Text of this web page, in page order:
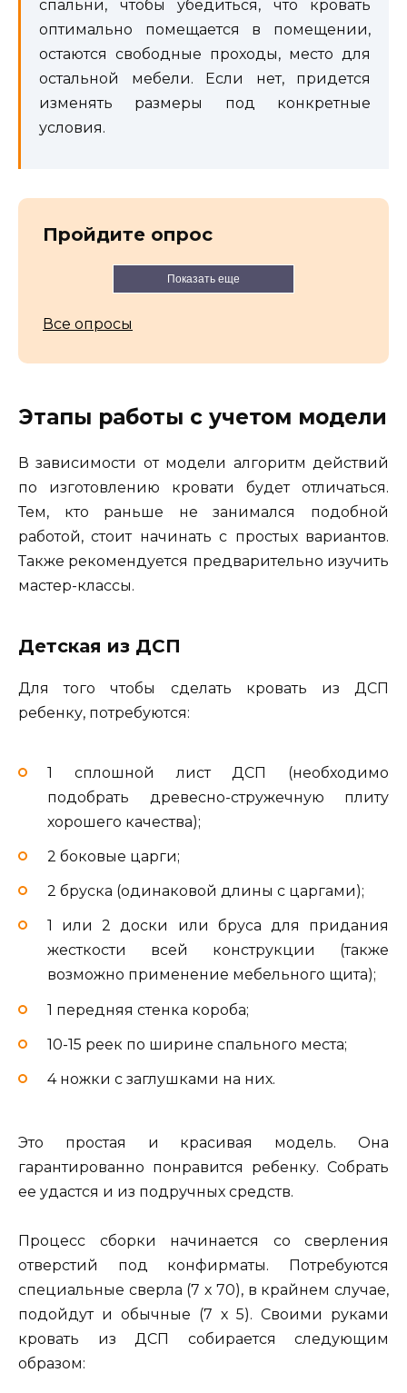
спальни, чтобы убедиться, что кровать
оптимально помещается в помещении,
остаются свободные проходы, место для
остальной мебели. Если нет, придется
изменять размеры под конкретные
условия.
Пройдите опрос
Показать еще
Все опросы
Этапы работы с учетом модели
В зависимости от модели алгоритм действий
по изготовлению кровати будет отличаться.
Тем, кто раньше не занимался подобной
работой, стоит начинать с простых вариантов.
Также рекомендуется предварительно изучить
мастер-классы.
Детская из ДСП
Для того чтобы сделать кровать из ДСП
ребенку, потребуются:
1 сплошной лист ДСП (необходимо
подобрать древесно-стружечную плиту
хорошего качества);
2 боковые царги;
2 бруска (одинаковой длины с царгами);
1 или 2 доски или бруса для придания
жесткости всей конструкции (также
возможно применение мебельного щита);
1 передняя стенка короба;
10-15 реек по ширине спального места;
4 ножки с заглушками на них.
Это простая и красивая модель. Она
гарантированно понравится ребенку. Собрать
ее удастся и из подручных средств.
Процесс сборки начинается со сверления
отверстий под конфирматы. Потребуются
специальные сверла (7 х 70), в крайнем случае,
подойдут и обычные (7 х 5). Своими руками
кровать из ДСП собирается следующим
образом: